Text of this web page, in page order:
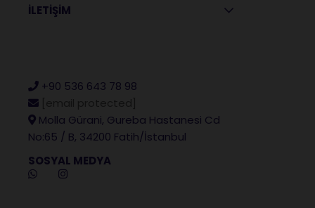
İLETİŞİM
+90 536 643 78 98
Molla Gürani, Gureba Hastanesi Cd
No:65 / B, 34200 Fatih/İstanbul
SOSYAL MEDYA